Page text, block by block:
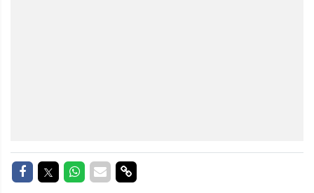
Delen op Facebook
Delen op Twitter
Delen op Whatsapp
Delen via Mail
Delen via link